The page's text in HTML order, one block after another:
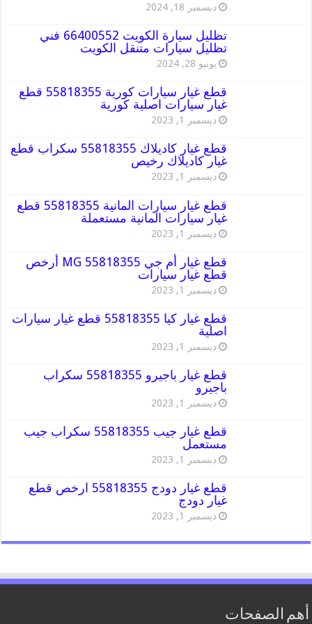
ديسمبر 18, 2024
تظليل سيارة الكويت 66400552 فني
تظليل سيارات متنقل الكويت
يونيو 28, 2024
قطع غيار سيارات كورية 55818355 قطع
غيار سيارات اصلية كورية
ديسمبر 1, 2023
قطع غيار كاديلاك 55818355 سكراب قطع
غيار كاديلاك رخيص
ديسمبر 1, 2023
قطع غيار سيارات المانية 55818355 قطع
غيار سيارات المانية مستعملة
ديسمبر 1, 2023
قطع غيار أم جي MG 55818355 أرخص
قطع غيار سيارات
ديسمبر 1, 2023
قطع غيار كيا 55818355 قطع غيار سيارات
اصلية
ديسمبر 1, 2023
قطع غيار باجيرو 55818355 سكراب
باجيرو
ديسمبر 1, 2023
قطع غيار جيب 55818355 سكراب جيب
مستعمل
ديسمبر 1, 2023
قطع غيار دودج 55818355 ارخص قطع
غيار دودج
ديسمبر 1, 2023
أهم الصفحات